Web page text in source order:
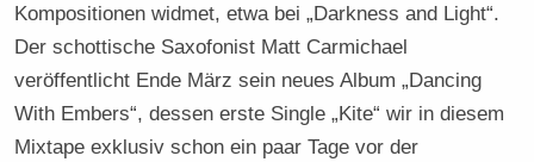
Kompositionen widmet, etwa bei „Darkness and Light“.
Der schottische Saxofonist Matt Carmichael
veröffentlicht Ende März sein neues Album „Dancing
With Embers“, dessen erste Single „Kite“ wir in diesem
Mixtape exklusiv schon ein paar Tage vor der